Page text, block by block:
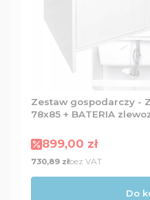
Zestaw gospodarczy -
78x85 + BATERIA
Cena promocyjna
899,00 zł
Cena
730,89 złbez VAT
Do